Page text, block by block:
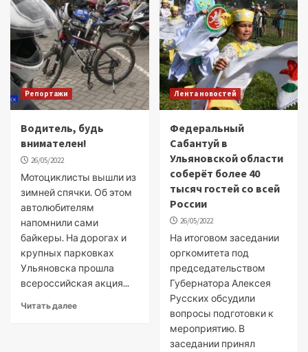
Репортажи
Водитель, будь
внимателен!
26/05/2022
Мотоциклисты вышли из
зимней спячки. Об этом
автолюбителям
напомнили сами
байкеры. На дорогах и
крупных парковках
Ульяновска прошла
всероссийская акция...
Читать далее
Лента новостей
Федеральный
Cабантуй в
Ульяновской области
соберёт более 40
тысяч гостей со всей
России
26/05/2022
На итоговом заседании
оргкомитета под
председательством
Губернатора Алексея
Русских обсудили
вопросы подготовки к
мероприятию. В
заседании принял